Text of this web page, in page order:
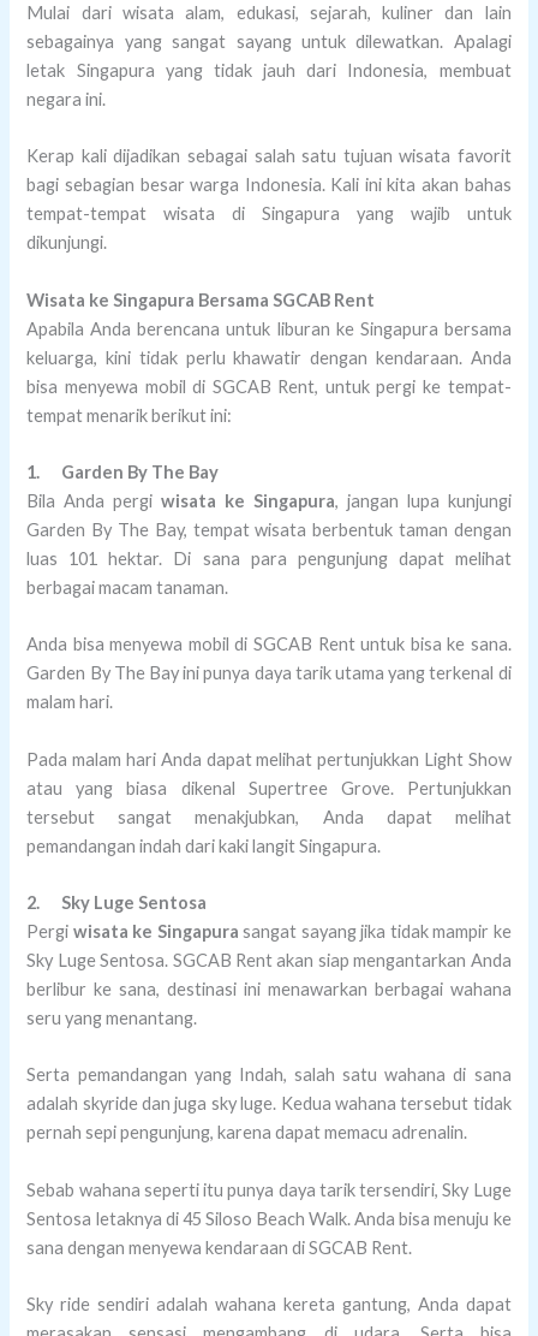
Mulai dari wisata alam, edukasi, sejarah, kuliner dan lain
sebagainya yang sangat sayang untuk dilewatkan. Apalagi
letak Singapura yang tidak jauh dari Indonesia, membuat
negara ini.
Kerap kali dijadikan sebagai salah satu tujuan wisata favorit
bagi sebagian besar warga Indonesia. Kali ini kita akan bahas
tempat-tempat wisata di Singapura yang wajib untuk
dikunjungi.
Wisata ke Singapura Bersama SGCAB Rent
Apabila Anda berencana untuk liburan ke Singapura bersama
keluarga, kini tidak perlu khawatir dengan kendaraan. Anda
bisa menyewa mobil di SGCAB Rent, untuk pergi ke tempat-
tempat menarik berikut ini:
1. Garden By The Bay
Bila Anda pergiwisata ke Singapura, jangan lupa kunjungi
Garden By The Bay, tempat wisata berbentuk taman dengan
luas 101 hektar. Di sana para pengunjung dapat melihat
berbagai macam tanaman.
Anda bisa menyewa mobil di SGCAB Rent untuk bisa ke sana.
Garden By The Bay ini punya daya tarik utama yang terkenal di
malam hari.
Pada malam hari Anda dapat melihat pertunjukkan Light Show
atau yang biasa dikenal Supertree Grove. Pertunjukkan
tersebut sangat menakjubkan, Anda dapat melihat
pemandangan indah dari kaki langit Singapura.
2.Sky Luge Sentosa
Pergi wisata ke Singapura sangat sayang jika tidak mampir ke
Sky Luge Sentosa. SGCAB Rent akan siap mengantarkan Anda
berlibur ke sana, destinasi ini menawarkan berbagai wahana
seru yang menantang.
Serta pemandangan yang Indah, salah satu wahana di sana
adalah skyride dan juga sky luge. Kedua wahana tersebut tidak
pernah sepi pengunjung, karena dapat memacu adrenalin.
Sebab wahana seperti itu punya daya tarik tersendiri, Sky Luge
Sentosa letaknya di 45 Siloso Beach Walk. Anda bisa menuju ke
sana dengan menyewa kendaraan di SGCAB Rent.
Sky ride sendiri adalah wahana kereta gantung, Anda dapat